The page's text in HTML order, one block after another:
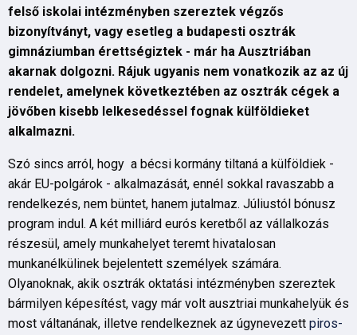
felső iskolai intézményben szereztek végzős
bizonyítványt, vagy esetleg a budapesti osztrák
gimnáziumban érettségiztek - már ha Ausztriában
akarnak dolgozni. Rájuk ugyanis nem vonatkozik az az új
rendelet, amelynek következtében az osztrák cégek a
jövőben kisebb lelkesedéssel fognak külföldieket
alkalmazni.
Szó sincs arról, hogy a bécsi kormány tiltaná a külföldiek -
akár EU-polgárok - alkalmazását, ennél sokkal ravaszabb a
rendelkezés, nem büntet, hanem jutalmaz. Júliustól bónusz
program indul. A két milliárd eurós keretből az vállalkozás
részesül, amely munkahelyet teremt hivatalosan
munkanélkülinek bejelentett személyek számára.
Olyanoknak, akik osztrák oktatási intézményben szereztek
bármilyen képesítést, vagy már volt ausztriai munkahelyük és
most váltanának, illetve rendelkeznek az úgynevezett piros-